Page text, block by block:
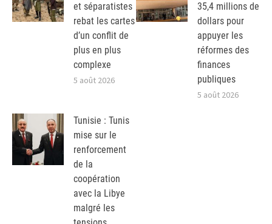
et séparatistes
rebat les cartes
d’un conflit de
plus en plus
complexe
5 août 2026
35,4 millions de
dollars pour
appuyer les
réformes des
finances
publiques
5 août 2026
Tunisie : Tunis
mise sur le
renforcement
de la
coopération
avec la Libye
malgré les